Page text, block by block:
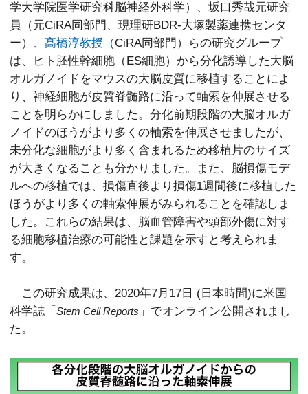
学大学院医学研究科脳神経外科学）、坂口秀哉元研究
員（元CiRA同部門、現理研BDR-大塚製薬連携センタ
ー）、 髙橋淳教授 （CiRA同部門）らの研究グループ
は、ヒト胚性幹細胞（ES細胞）から分化誘導した大脳
オルガノイドをマウスの大脳皮質に移植することによ
り、神経細胞が皮質脊髄路に沿って軸索を伸展させる
ことを明らかにしました。分化前期段階の大脳オルガ
ノイドのほうがより多くの軸索を伸展させましたが、
未分化な細胞がより多く含まれるため移植片のサイズ
が大きくなることも分かりました。また、脳損傷モデ
ルへの移植では、損傷直後より損傷1週間後に移植した
ほうがより多くの軸索伸展がみられることを確認しま
した。これらの結果は、脳血管障害や頭部外傷に対す
る細胞移植治療の可能性と課題を示すと考えられま
す。
この研究成果は、2020年7月17日 (日本時間)に米国
科学誌「Stem Cell Reports 」でオンライン公開されまし
た。